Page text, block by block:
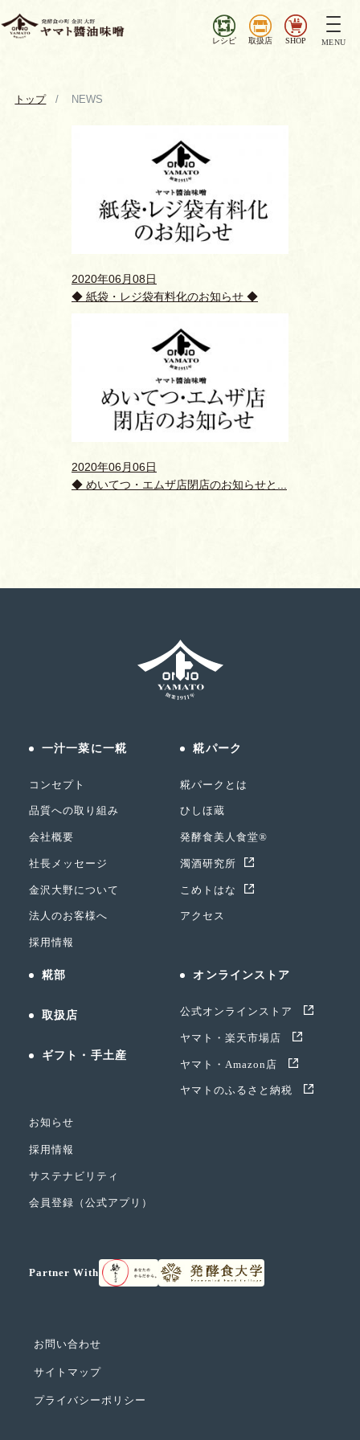
レシピ 取扱店 SHOP
ナ
ビ
MENU
トップ NEWS
2020年06月08日
◆ 紙袋・レジ袋有料化のお知らせ ◆
2020年06月06日
◆ めいてつ・エムザ店閉店のお知らせと...
一汁一菜に一糀
コンセプト
品質への取り組み
会社概要
社長メッセージ
金沢大野について
法人のお客様へ
採用情報
糀パーク
糀パークとは
ひしほ蔵
発酵食美人食堂®
濁酒研究所
こめトはな
アクセス
糀部
取扱店
ギフト・手土産
オンラインストア
公式オンラインストア
ヤマト・楽天市場店
ヤマト・Amazon店
ヤマトのふるさと納税
お知らせ
採用情報
サステナビリティ
会員登録（公式アプリ）
Partner With
お問い合わせ
サイトマップ
プライバシーポリシー